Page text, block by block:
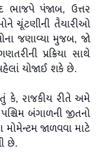
ભાજપે પંજાબ, ઉત્તર
ચૂંટણીની તૈયારીઓ
જણાવ્યા મુજબ, જો
પ્રક્રિયા સાથે
યોજાઈ શકે છે.
કે, રાજકીય રીતે અમે
બંગાળની જીતનો
જાળવવા માટે
છે.